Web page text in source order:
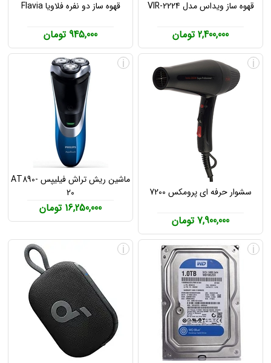
قهوه ساز ویداس مدل VIR-2224
2,400,000 تومان
قهوه ساز دو نفره فلاویا Flavia
945,000 تومان
سشوار حرفه ای پرومکس 7200
7,900,000 تومان
i
ماشین ریش تراش فیلیپس AT890-
20
16,250,000 تومان
i
i
i